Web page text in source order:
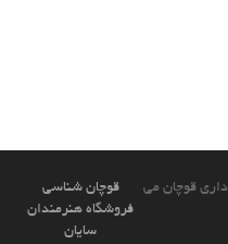
قوچان شناسی
فروشگاه هنرمندان
سایان
قوچان می